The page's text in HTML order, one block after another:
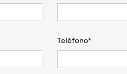
Teléfono*